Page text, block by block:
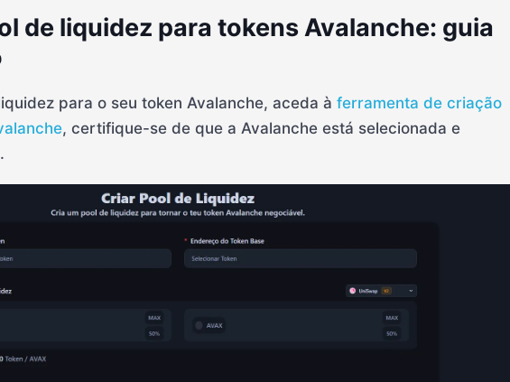
de liquidez para tokens Avalanche: guia
para o seu token Avalanche, aceda à ferramenta de criação
, certifique-se de que a Avalanche está selecionada e